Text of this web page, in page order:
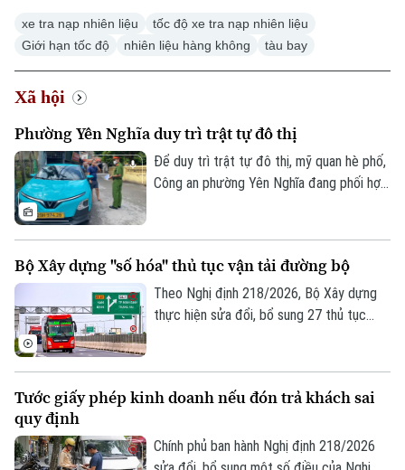
xe tra nạp nhiên liệu
tốc độ xe tra nạp nhiên liệu
Giới hạn tốc độ
nhiên liệu hàng không tàu bay
Xã hội
Phường Yên Nghĩa duy trì trật tự đô thị
Để duy trì trật tự đô thị, mỹ quan hè phố,
Công an phường Yên Nghĩa đang phối hợp
nghiêm các trường hợp vi phạm trật tự
đô thị, nhằm chống ùn tắc đảm bảo an
toàn giao thông.
Bộ Xây dựng "số hóa" thủ tục vận tải đường bộ
Theo Nghị định 218/2026, Bộ Xây dựng
thực hiện sửa đổi, bổ sung 27 thủ tục
dữ liệu số, góp phần rút ngắn thời gian giải
Tước giấy phép kinh doanh nếu đón trả khách sai
quy định
Chính phủ ban hành Nghị định 218/2026